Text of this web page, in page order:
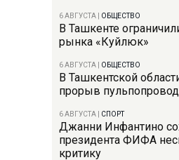
6 АВГУСТА ОБЩЕСТВО
В Ташкенте
рынка «Куйлюк»
6 АВГУСТА ОБЩЕСТВО
В Ташкентской
прорыв
6 АВГУСТА СПОРТ
Джанни Инфантино
президента ФИФА
критику